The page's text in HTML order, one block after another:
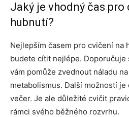
Jaký je vhodný čas pro
hubnutí?
Nejlepším časem pro cvičení na
budete cítit nejlépe.
vám pomůže zvednout náladu
metabolismus. Další možností
večer. Je ale důležité cvičit
rámci svého běžného rozvrhu.